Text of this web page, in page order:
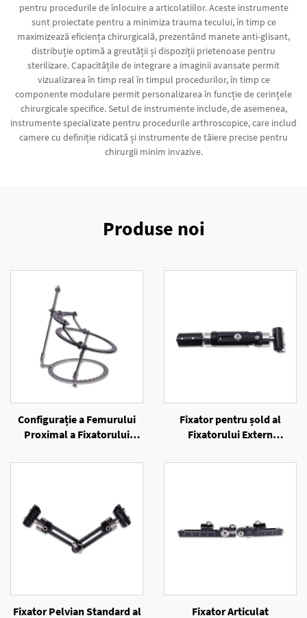
pentru procedurile de înlocuire a articolatiilor. Aceste instrumente
sunt proiectate pentru a minimiza trauma tecului, în timp ce
maximizează eficiența chirurgicală, prezentând manete anti-glisant,
distribuție optimă a greutății și dispoziții prietenoase pentru
sterilizare. Capacitățile de integrare a imaginii avansate permit
vizualizarea în timp real în timpul procedurilor, în timp ce
componente modulare permit personalizarea în funcție de cerințele
chirurgicale specifice. Setul de instrumente include, de asemenea,
instrumente specializate pentru procedurile arthroscopice, care includ
camere cu definiție ridicată și instrumente de tăiere precise pentru
chirurgii minim invazive.
Produse noi
Configurație a Femurului
Proximal a Fixatorului
Fixator pentru șold al
Fixatorului Extern
Fixator Pelvian Standard al
Fixator Articulat